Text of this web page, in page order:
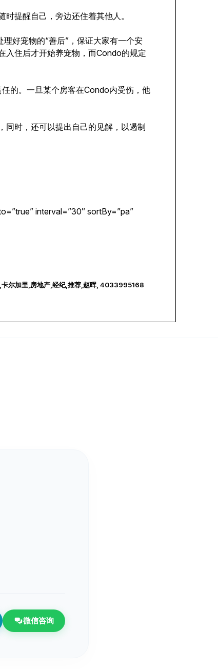
提醒自己，旁边还住着其他人。
好宠物的“善后”，保证大家有一个安
入住后才开始养宠物，而Condo的规定
的。一旦某个房客在Condo内受伤，他
同时，还可以提出自己的见解，以遏制
interval=”30″ sortBy=”pa”
,卡尔加里,房地产,经纪,推荐,赵晖, 4033995168
微信咨询